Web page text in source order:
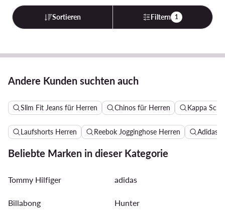
Sortieren Filtern 1
Andere Kunden suchten auch
Slim Fit Jeans für Herren Chinos für Herren Kappa
Laufshorts Herren Reebok Jogginghose Herren Adidas
Beliebte Marken in dieser Kategorie
Tommy Hilfiger adidas
Billabong Hunter